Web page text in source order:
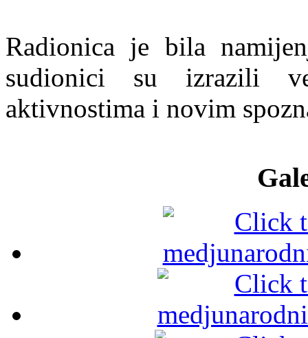
Radionica je bila
sudionici su izrazili
aktivnostima i novim